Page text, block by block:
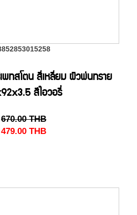
เพทสโตน สี่เหลี่ยม ผิวพ่นทราย
สีไอวอรี่
670.00 THB
479.00 THB